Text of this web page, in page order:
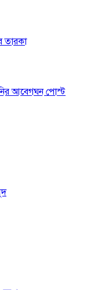
তারকা
আবেগঘন পোস্ট